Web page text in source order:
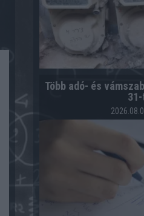
Több adó- és
31-